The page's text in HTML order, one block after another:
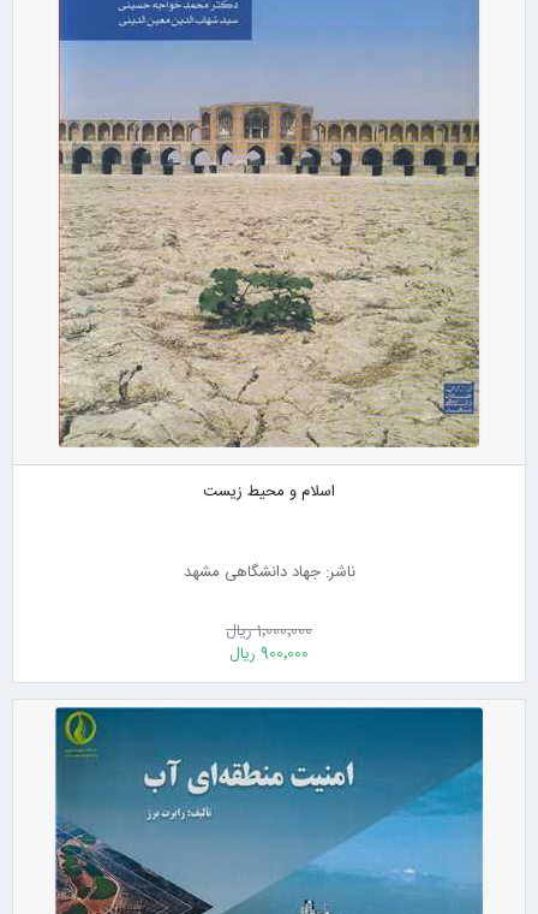
اسلام و محیط زیست
ناشر: جهاد دانشگاهی مشهد
1٬000٬000 ریال
900٬000 ریال